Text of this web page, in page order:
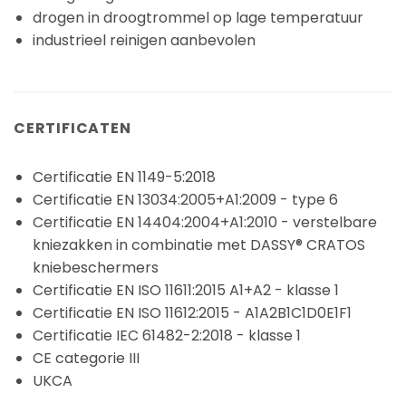
drogen in droogtrommel op lage temperatuur
industrieel reinigen aanbevolen
CERTIFICATEN
Certificatie EN 1149-5:2018
Certificatie EN 13034:2005+A1:2009 - type 6
Certificatie EN 14404:2004+A1:2010 - verstelbare
kniezakken in combinatie met DASSY® CRATOS
kniebeschermers
Certificatie EN ISO 11611:2015 A1+A2 - klasse 1
Certificatie EN ISO 11612:2015 - A1A2B1C1D0E1F1
Certificatie IEC 61482-2:2018 - klasse 1
CE categorie III
UKCA